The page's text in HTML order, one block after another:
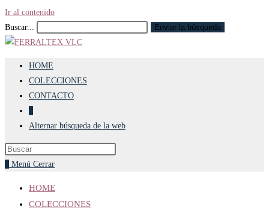
Ir al contenido
Buscar...
Enviar la búsqueda
HOME
COLECCIONES
CONTACTO
Alternar búsqueda de la web
Menú Cerrar
HOME
COLECCIONES